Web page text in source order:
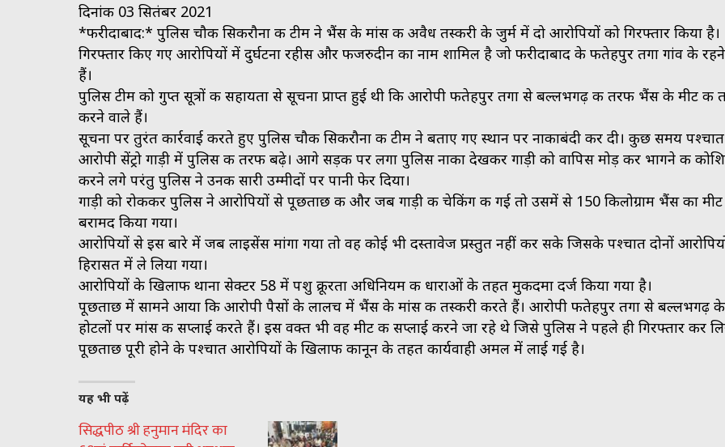
दिनांक 03 सितंबर 2021
*फरीदाबाद:* पुलिस चौकी सिकरौना की टीम ने भैंस के मांस की अवैध तस्करी के जुर्म में दो आरोपियों को गिरफ्तार किया है।
गिरफ्तार किए गए आरोपियों में दुर्घटना रहीस और फजरुदीन का नाम शामिल है जो फरीदाबाद के फतेहपुर तगा गांव के
हैं।
पुलिस टीम को गुप्त सूत्रों की सहायता से सूचना प्राप्त हुई थी कि आरोपी फतेहपुर तगा से बल्लभगढ़ की तरफ भैंस के मीट की
करने वाले हैं।
सूचना पर तुरंत कार्रवाई करते हुए पुलिस चौकी सिकरौना की टीम ने बताए गए स्थान पर नाकाबंदी कर दी। कुछ समय पश्चात
आरोपी सेंट्रो गाड़ी में पुलिस की तरफ बढ़े। आगे सड़क पर लगा पुलिस नाका देखकर गाड़ी को वापिस मोड़ कर भागने की
करने लगे परंतु पुलिस ने उनकी सारी उम्मीदों पर पानी फेर दिया।
गाड़ी को रोककर पुलिस ने आरोपियों से पूछताछ की और जब गाड़ी की चेकिंग की गई तो उसमें से 150 किलोग्राम भैंस का मीट
बरामद किया गया।
आरोपियों से इस बारे में जब लाइसेंस मांगा गया तो वह कोई भी दस्तावेज प्रस्तुत नहीं कर सके जिसके पश्चात दोनों
हिरासत में ले लिया गया।
आरोपियों के खिलाफ थाना सेक्टर 58 में पशु क्रूरता अधिनियम की धाराओं के तहत मुकदमा दर्ज किया गया है।
पूछताछ में सामने आया कि आरोपी पैसों के लालच में भैंस के मांस की तस्करी करते हैं। आरोपी फतेहपुर तगा से बल्लभगढ़ के
होटलों पर मांस की सप्लाई करते हैं। इस वक्त भी वह मीट की सप्लाई करने जा रहे थे जिसे पुलिस ने पहले ही गिरफ्तार कर
पूछताछ पूरी होने के पश्चात आरोपियों के खिलाफ कानून के तहत कार्यवाही अमल में लाई गई है।
यह भी पढ़ें
सिद्धपीठ श्री हनुमान मंदिर का